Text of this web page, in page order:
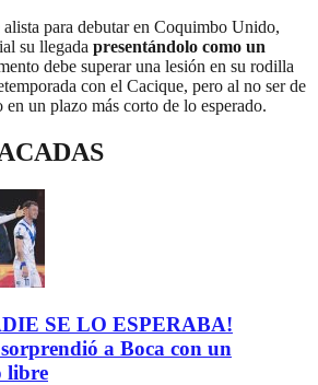
alista para debutar en Coquimbo Unido,
su llegada presentándolo como un
debe superar una lesión en su rodilla
con el Cacique, pero al no ser de
un plazo más corto de lo esperado.
SE LO ESPERABA!
a Boca con un
libre